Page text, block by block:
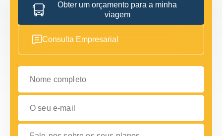
Obter um orçamento para a minha
viagem
Consulta Empresarial
Nome completo
O seu e-mail
Fale-nos sobre os seus planos